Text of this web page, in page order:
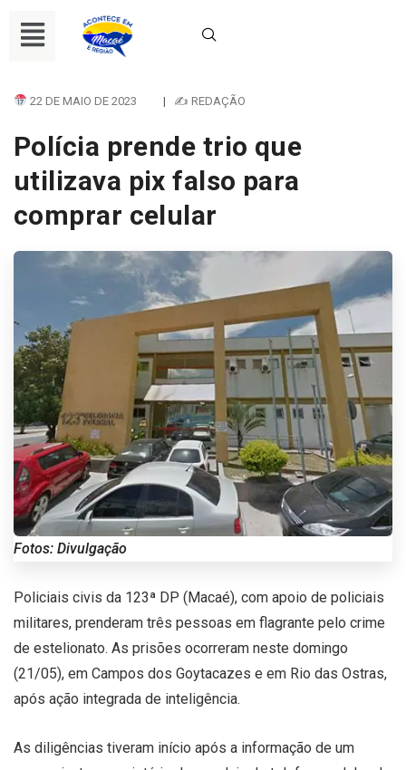
22 DE MAIO DE 2023 | ✍ REDAÇÃO
Polícia prende trio que
utilizava pix falso para
comprar celular
Fotos: Divulgação
Policiais civis da 123ª DP (Macaé), com apoio de policiais
militares, prenderam três pessoas em flagrante pelo crime
de estelionato. As prisões ocorreram neste domingo
(21/05), em Campos dos Goytacazes e em Rio das Ostras,
após ação integrada de inteligência.
As diligências tiveram início após a informação de um